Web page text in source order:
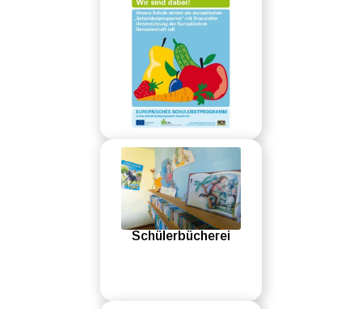
Schülerbücherei